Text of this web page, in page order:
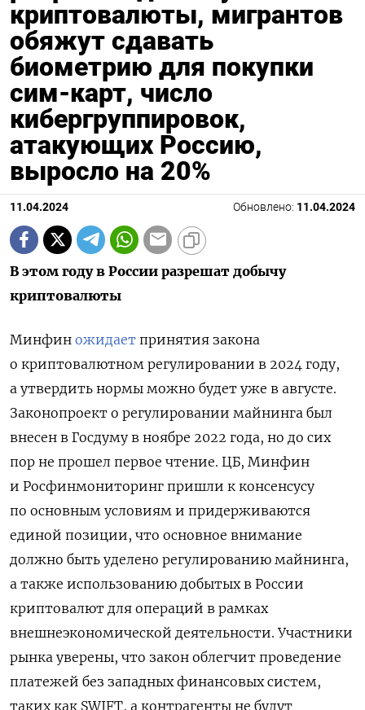
криптовалюты, мигрантов
обяжут сдавать
биометрию для покупки
сим-карт, число
кибергруппировок,
атакующих Россию,
выросло на 20%
11.04.2024 Обновлено: 11.04.2024
В этом году в России разрешат добычу
криптовалюты
Минфин ожидает принятия закона
о криптовалютном регулировании в 2024 году,
а утвердить нормы можно будет уже в августе.
Законопроект о регулировании майнинга был
внесен в Госдуму в ноябре 2022 года, но до сих
пор не прошел первое чтение. ЦБ, Минфин
и Росфинмониторинг пришли к консенсусу
по основным условиям и придерживаются
единой позиции, что основное внимание
должно быть уделено регулированию майнинга,
а также использованию добытых в России
криптовалют для операций в рамках
внешнеэкономической деятельности. Участники
рынка уверены, что закон облегчит проведение
платежей без западных финансовых систем,
таких как SWIFT, а контрагенты не будут